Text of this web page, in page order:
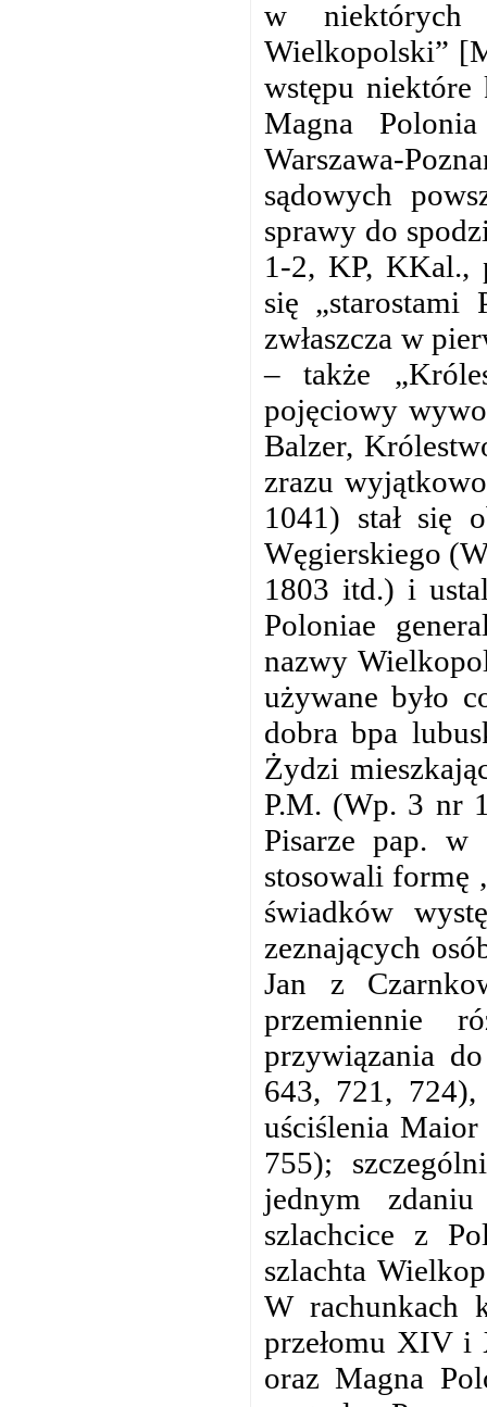
w niektórych
Wielkopolski”
wstępu
Magna
Warszawa-
sądowych
sprawy do
1-2, KP, KKal.,
się „starostami
zwłaszcza w
– także
pojęciowy
Balzer,
zrazu
1041) stał się
Węgierskiego
1803 itd.) i
Poloniae
nazwy
używane było
dobra bpa
Żydzi
P.M. (Wp. 3 nr
Pisarze pap. w
stosowali formę
świadków
zeznających
Jan z
przemiennie
przywiązania
643, 721, 724),
uściślenia
755);
jednym
szlachcice z
szlachta
W rachunkach
przełomu XIV i
oraz Magna